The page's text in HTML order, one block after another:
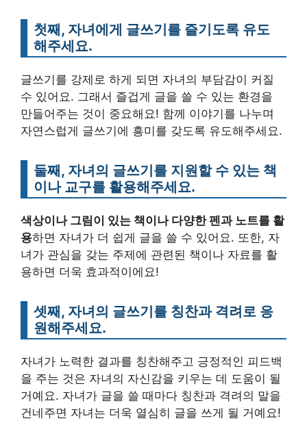
첫째, 자녀에게 글쓰기를 즐기도록 유도
해주세요.
글쓰기를 강제로 하게 되면 자녀의 부담감이 커질
수 있어요. 그래서 즐겁게 글을 쓸 수 있는 환경을
만들어주는 것이 중요해요! 함께 이야기를 나누며
자연스럽게 글쓰기에 흥미를 갖도록 유도해주세요.
둘째, 자녀의 글쓰기를 지원할 수 있는 책
이나 교구를 활용해주세요.
색상이나 그림이 있는 책이나 다양한 펜과 노트를 활
용하면 자녀가 더 쉽게 글을 쓸 수 있어요. 또한, 자
녀가 관심을 갖는 주제에 관련된 책이나 자료를 활
용하면 더욱 효과적이에요!
셋째, 자녀의 글쓰기를 칭찬과 격려로 응
원해주세요.
자녀가 노력한 결과를 칭찬해주고 긍정적인 피드백
을 주는 것은 자녀의 자신감을 키우는 데 도움이 될
거예요. 자녀가 글을 쓸 때마다 칭찬과 격려의 말을
건네주면 자녀는 더욱 열심히 글을 쓰게 될 거예요!